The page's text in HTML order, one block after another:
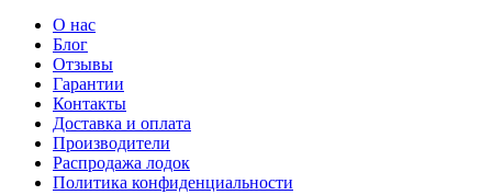
О нас
Блог
Отзывы
Гарантии
Контакты
Доставка и оплата
Производители
Распродажа лодок
Политика конфиденциальности